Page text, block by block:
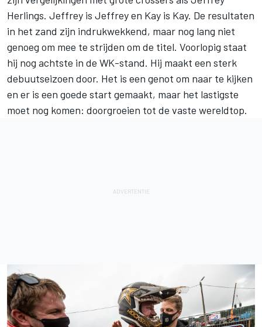
Herlings. Jeffrey is Jeffrey en Kay is Kay. De resultaten
in het zand zijn indrukwekkend, maar nog lang niet
genoeg om mee te strijden om de titel. Voorlopig staat
hij nog achtste in de WK-stand. Hij maakt een sterk
debuutseizoen door. Het is een genot om naar te kijken
en er is een goede start gemaakt, maar het lastigste
moet nog komen: doorgroeien tot de vaste wereldtop.